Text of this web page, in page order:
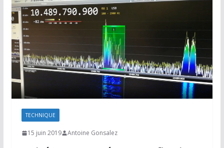
TECHNIQUE
15 juin 2019 Antoine Gonsalez